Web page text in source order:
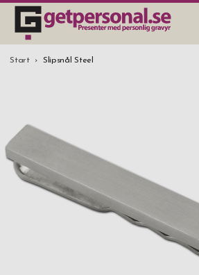
PRESENTER & PRYLAR
PRESENTTIPS
BRÖLLOPSPRESENT 2026
STUDENTPRESENT 2026
Start Slipsnål Steel